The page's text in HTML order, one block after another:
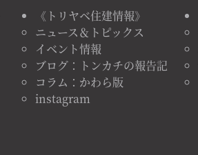
《トリヤベ住建情報》
ニュース＆トピックス
イベント情報
ブログ：トンカチの報告記
コラム：かわら版
instagram